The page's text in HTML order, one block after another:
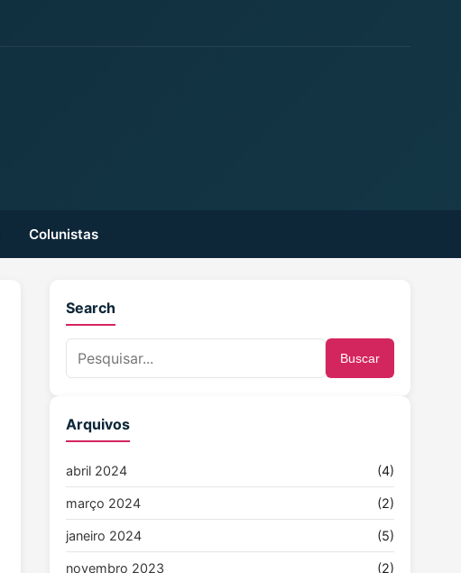
Colunistas
Search
Buscar
Arquivos
abril 2024 (4)
março 2024 (2)
janeiro 2024 (5)
novembro 2023 (2)